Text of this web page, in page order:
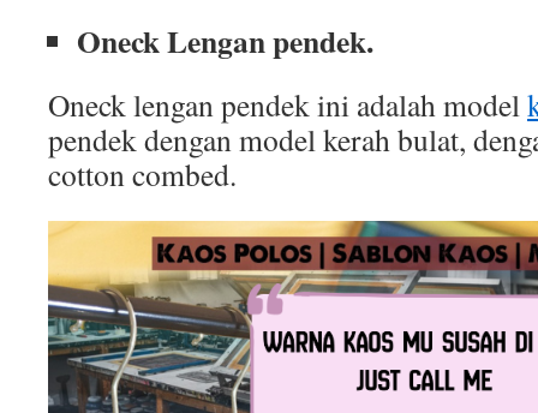
Oneck Lengan pendek.
Oneck lengan pendek ini adalah model
pendek dengan model kerah bulat,
cotton combed.